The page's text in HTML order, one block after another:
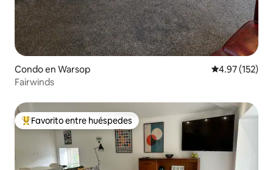
Condo en Warsop Calificación
4.97 (152)
Fairwinds
Favorito entre huéspedes preferido
Favorito entre huéspedes